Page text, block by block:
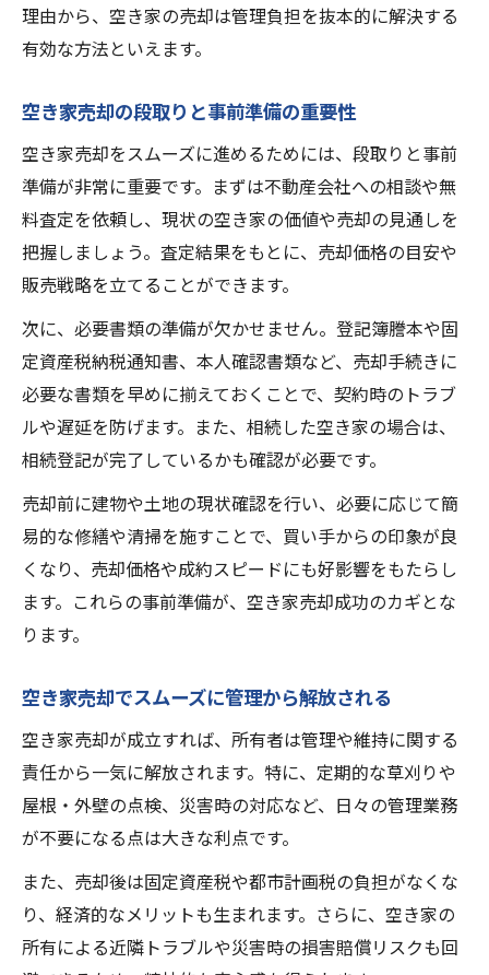
理由から、空き家の売却は管理負担を抜本的に解決する
有効な方法といえます。
空き家売却の段取りと事前準備の重要性
空き家売却をスムーズに進めるためには、段取りと事前
準備が非常に重要です。まずは不動産会社への相談や無
料査定を依頼し、現状の空き家の価値や売却の見通しを
把握しましょう。査定結果をもとに、売却価格の目安や
販売戦略を立てることができます。
次に、必要書類の準備が欠かせません。登記簿謄本や固
定資産税納税通知書、本人確認書類など、売却手続きに
必要な書類を早めに揃えておくことで、契約時のトラブ
ルや遅延を防げます。また、相続した空き家の場合は、
相続登記が完了しているかも確認が必要です。
売却前に建物や土地の現状確認を行い、必要に応じて簡
易的な修繕や清掃を施すことで、買い手からの印象が良
くなり、売却価格や成約スピードにも好影響をもたらし
ます。これらの事前準備が、空き家売却成功のカギとな
ります。
空き家売却でスムーズに管理から解放される
空き家売却が成立すれば、所有者は管理や維持に関する
責任から一気に解放されます。特に、定期的な草刈りや
屋根・外壁の点検、災害時の対応など、日々の管理業務
が不要になる点は大きな利点です。
また、売却後は固定資産税や都市計画税の負担がなくな
り、経済的なメリットも生まれます。さらに、空き家の
所有による近隣トラブルや災害時の損害賠償リスクも回